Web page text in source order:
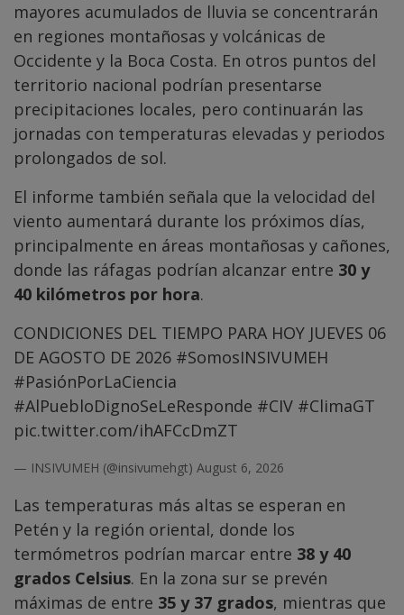
mayores acumulados de lluvia se concentrarán
en regiones montañosas y volcánicas de
Occidente y la Boca Costa. En otros puntos del
territorio nacional podrían presentarse
precipitaciones locales, pero continuarán las
jornadas con temperaturas elevadas y periodos
prolongados de sol.
El informe también señala que la velocidad del
viento aumentará durante los próximos días,
principalmente en áreas montañosas y cañones,
donde las ráfagas podrían alcanzar entre 30 y
40 kilómetros por hora.
CONDICIONES DEL TIEMPO PARA HOY JUEVES 06
DE AGOSTO DE 2026 #SomosINSIVUMEH
#PasiónPorLaCiencia
#AlPuebloDignoSeLeResponde #CIV #ClimaGT
pic.twitter.com/ihAFCcDmZT
— INSIVUMEH (@insivumehgt) August 6, 2026
Las temperaturas más altas se esperan en
Petén y la región oriental, donde los
termómetros podrían marcar entre 38 y 40
grados Celsius. En la zona sur se prevén
máximas de entre 35 y 37 grados, mientras que